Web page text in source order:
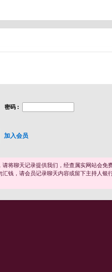
密码 :
加入会员
将聊天记录提供我们，经查属实网站会免
钱，请会员记录聊天内容或留下主持人银